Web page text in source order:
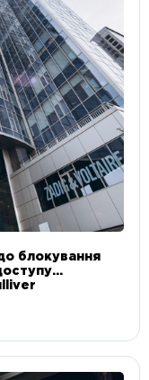
блокування